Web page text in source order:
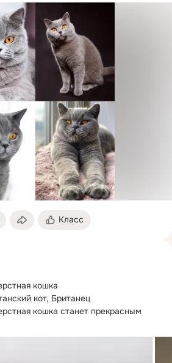
Класс
кошка
кот, Британец
кошка станет прекрасным